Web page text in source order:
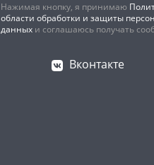
Нажимая кнопку, я принимаю
области обработки и защиты
данных и соглашаюсь получать
Вконтакте